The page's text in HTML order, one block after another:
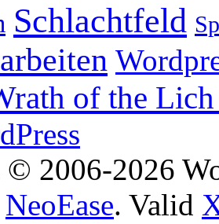
Schlachtfeld
of the
2006-2026
NeoEase. Valid